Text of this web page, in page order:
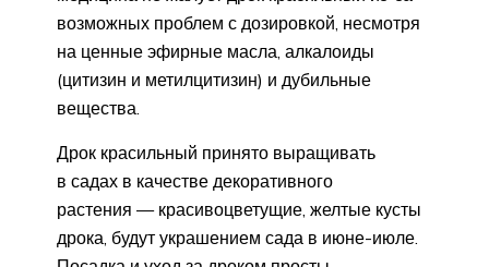
возможных проблем с дозировкой, несмотря
на ценные эфирные масла, алкалоиды
(цитизин и метилцитизин) и дубильные
вещества.
Дрок красильный принято выращивать
в садах в качестве декоративного
растения — красивоцветущие, желтые кусты
дрока, будут украшением сада в июне-июле.